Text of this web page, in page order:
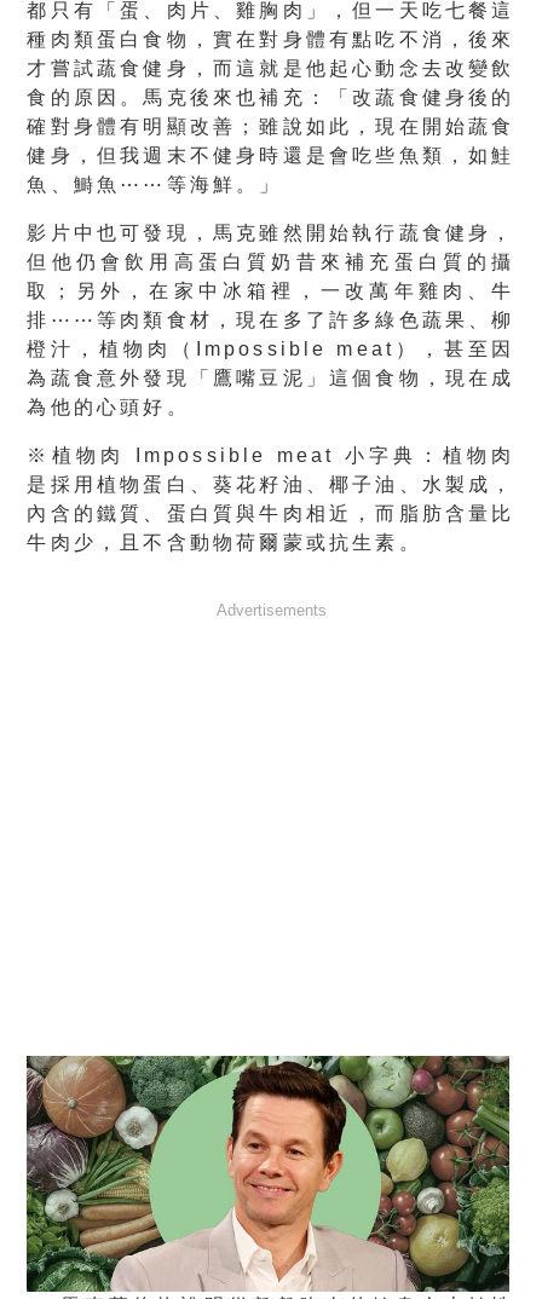
都只有「蛋、肉片、雞胸肉」，但一天吃七餐這
種肉類蛋白食物，實在對身體有點吃不消，後來
才嘗試蔬食健身，而這就是他起心動念去改變飲
食的原因。馬克後來也補充：「改蔬食健身後的
確對身體有明顯改善；雖說如此，現在開始蔬食
健身，但我週末不健身時還是會吃些魚類，如鮭
魚、鰣魚⋯⋯等海鮮。」
影片中也可發現，馬克雖然開始執行蔬食健身，
但他仍會飲用高蛋白質奶昔來補充蛋白質的攝
取；另外，在家中冰箱裡，一改萬年雞肉、牛
排⋯⋯等肉類食材，現在多了許多綠色蔬果、柳
橙汁，植物肉（Impossible meat），甚至因
為蔬食意外發現「鷹嘴豆泥」這個食物，現在成
為他的心頭好。
※植物肉 Impossible meat 小字典
：植物肉
是採用植物蛋白、葵花籽油、椰子油、水製成，
內含的鐵質、蛋白質與牛肉相近，而脂肪含量比
牛肉少，且不含動物荷爾蒙或抗生素。
Advertisements